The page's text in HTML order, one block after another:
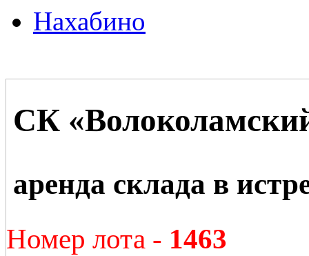
Нахабино
СК
аренда склада в
Номер лота - 1463